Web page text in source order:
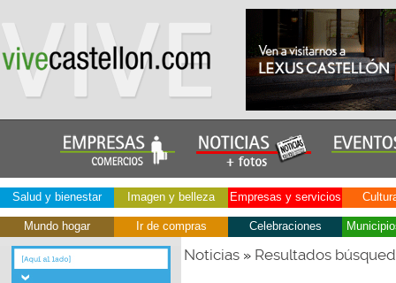
Salud y bienestar Imagen y belleza Empresas y servicios
Mundo hogar Ir de compras Celebraciones
Noticias» Resultados